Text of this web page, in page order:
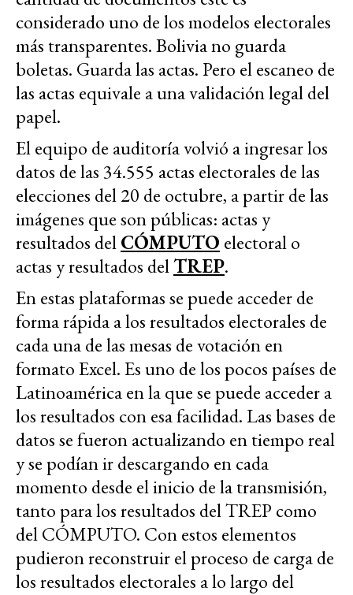
considerado uno de los modelos electorales
más transparentes. Bolivia no guarda
boletas. Guarda las actas. Pero el escaneo de
las actas equivale a una validación legal del
papel.
El equipo de auditoría volvió a ingresar los
datos de las 34.555 actas electorales de las
elecciones del 20 de octubre, a partir de las
imágenes que son públicas: actas y
resultados delCÓMPUTO electoral o
actas y resultados delTREP.
En estas plataformas se puede acceder de
forma rápida a los resultados electorales de
cada una de las mesas de votación en
formato Excel. Es uno de los pocos países de
Latinoamérica en la que se puede acceder a
los resultados con esa facilidad. Las bases de
datos se fueron actualizando en tiempo real
y se podían ir descargando en cada
momento desde el inicio de la transmisión,
tanto para los resultados del TREP como
del CÓMPUTO. Con estos elementos
pudieron reconstruir el proceso de carga de
los resultados electorales a lo largo del